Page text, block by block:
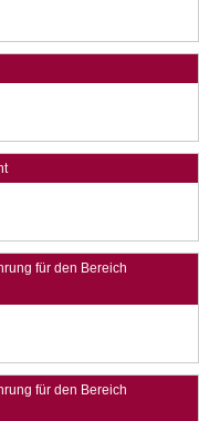
für den Bereich
für den Bereich